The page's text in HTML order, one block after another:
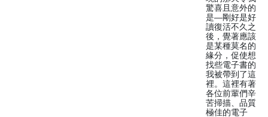
驚喜且意外的
是—剛好是好
讀復活不久之
後，覺著應該
是某種莫名的
緣分，促使想
找些電子書的
我被帶到了這
裡。這裡有著
各位前輩們辛
苦掃描、品質
極佳的電子